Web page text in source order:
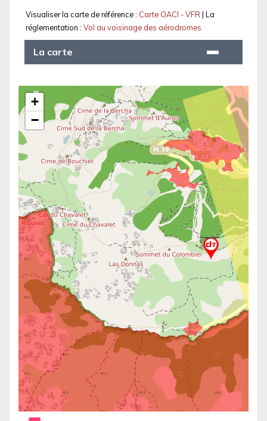
Visualiser la carte de référence : Carte OACI - VFR| La
réglementation : Vol au voisinage des aérodromes
La carte